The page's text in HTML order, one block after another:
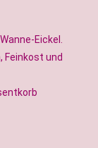
Eickel.
Feinkost und